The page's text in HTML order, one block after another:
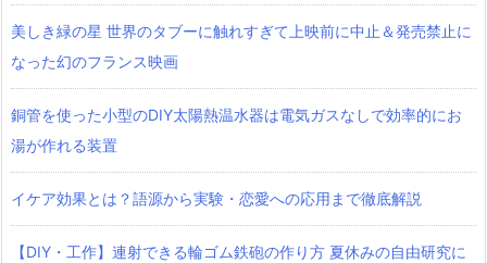
美しき緑の星 世界のタブーに触れすぎて上映前に中止＆発売禁止に
なった幻のフランス映画
銅管を使った小型のDIY太陽熱温水器は電気ガスなしで効率的にお
湯が作れる装置
イケア効果とは？語源から実験・恋愛への応用まで徹底解説
【DIY・工作】連射できる輪ゴム鉄砲の作り方 夏休みの自由研究に